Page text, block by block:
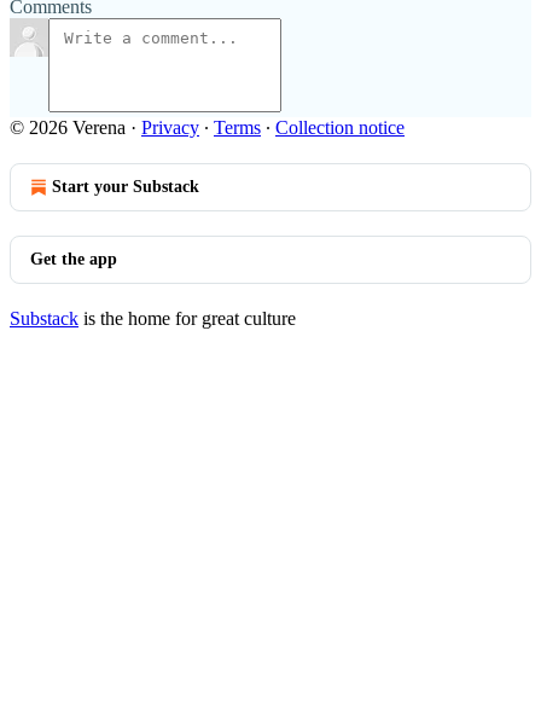
Comments
© 2026 Verena · Privacy ∙ Terms ∙ Collection notice
Start your Substack
Get the app
Substack is the home for great culture